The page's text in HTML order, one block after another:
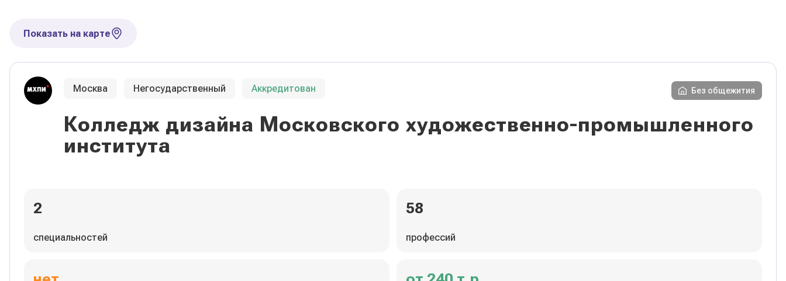
Показать на карте
Москва Негосударственный Аккредитован Без общежития
Колледж дизайна Московского художественно-промышленного
института
2
специальностей
58
профессий